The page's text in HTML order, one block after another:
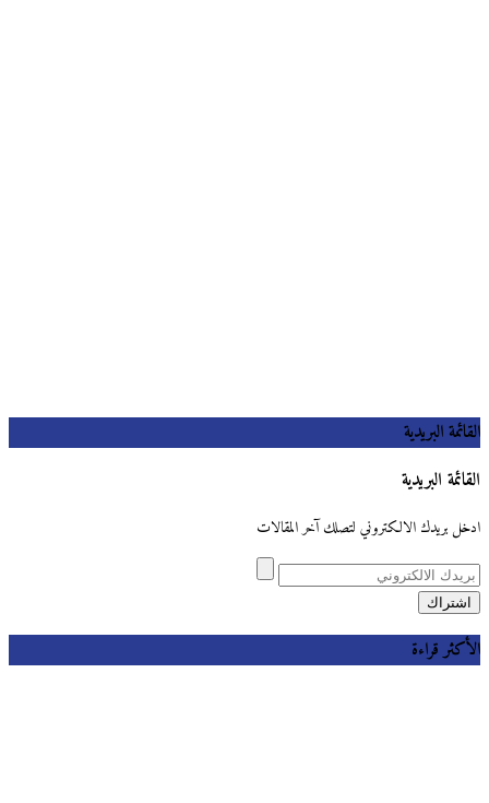
القائمة البريدية
القائمة البريدية
ادخل بريدك الالكتروني لتصلك آخر المقالات
الأكثر قراءة